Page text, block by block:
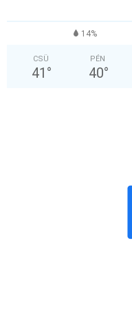
14%
CSÜ
41 °
PÉN
40°